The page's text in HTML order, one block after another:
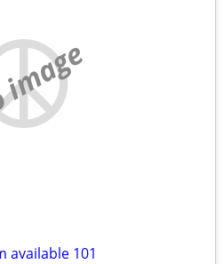
available 101